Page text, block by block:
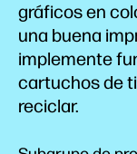
gráficos en
una buena
implemente
cartuchos de
reciclar.